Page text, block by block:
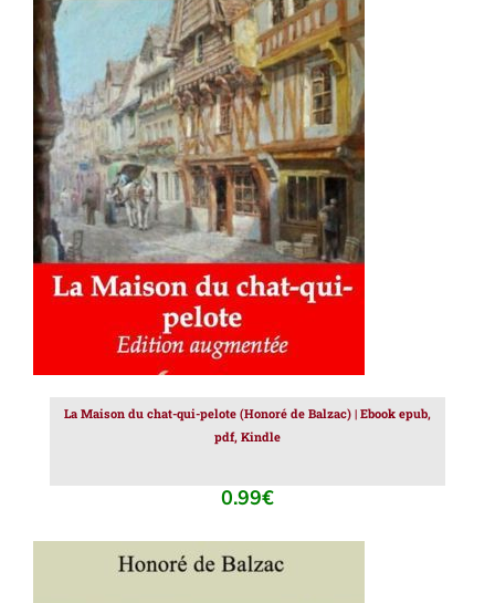
AJOUTER AU PANIER / DÉTAILS
La Maison du chat-qui-pelote (Honoré de Balzac) | Ebook epub,
pdf, Kindle
0.99€